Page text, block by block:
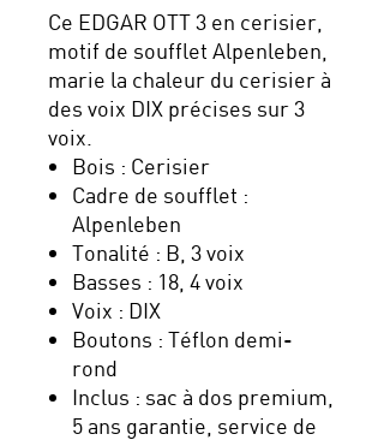
Ce EDGAR OTT 3 en cerisier,
motif de soufflet Alpenleben,
marie la chaleur du cerisier à
des voix DIX précises sur 3
voix.
Bois : Cerisier
Cadre de soufflet :
Alpenleben
Tonalité : B, 3 voix
Basses : 18, 4 voix
Voix : DIX
Boutons : Téflon demi-
rond
Inclus : sac à dos premium,
5 ans garantie, service de